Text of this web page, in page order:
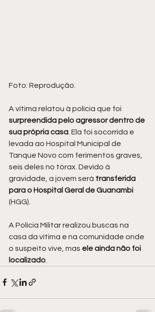
Foto: Reprodução.
A vítima relatou à polícia que foi
surpreendida pelo agressor dentro de
sua própria casa . Ela foi socorrida e
levada ao Hospital Municipal de
Tanque Novo com ferimentos graves,
seis deles no tórax. Devido à
gravidade, a jovem será transferida
para o Hospital Geral de Guanambi
(HGG).
A Polícia Militar realizou buscas na
casa da vítima e na comunidade onde
o suspeito vive, mas ele ainda não foi
localizado